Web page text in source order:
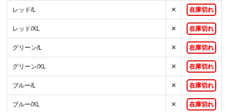
風通しもよく肌触りも快適です♪
レッド、ブルー、グリーンの3色展開で、それぞれLとXLの
２サイズをご用意。
彼へのプレゼントにいかがですか？(#^^#)
レッド/L × 在庫切れ
レッド/XL × 在庫切れ
グリーン/L × 在庫切れ
グリーン/XL × 在庫切れ
ブルー/L × 在庫切れ
ブルー/XL × 在庫切れ